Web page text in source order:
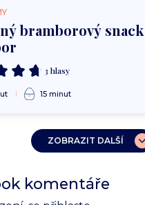
bramborový
3 hlasy
15 minut
ZOBRAZIT DALŠÍ
komentáře